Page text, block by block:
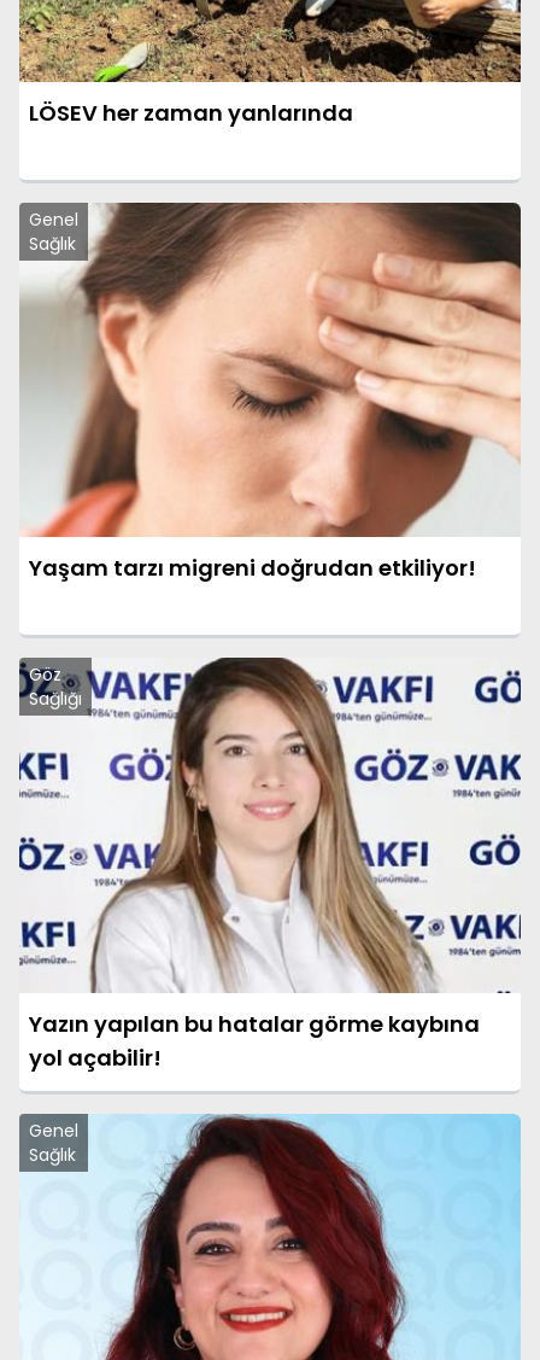
LÖSEV her zaman yanlarında
Genel
Sağlık
Yaşam tarzı migreni doğrudan etkiliyor!
Göz
Sağlığı
Yazın yapılan bu hatalar görme kaybına
yol açabilir!
Genel
Sağlık